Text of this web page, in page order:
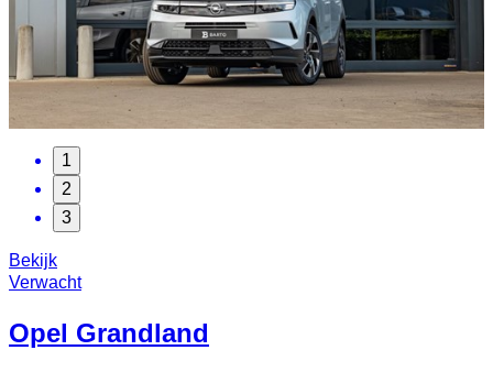
1
2
3
Bekijk
Verwacht
Opel Grandland